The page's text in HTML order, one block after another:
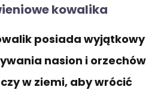
kowalika
posiada wyjątkowy
nasion i orzechów
w ziemi, aby wrócić